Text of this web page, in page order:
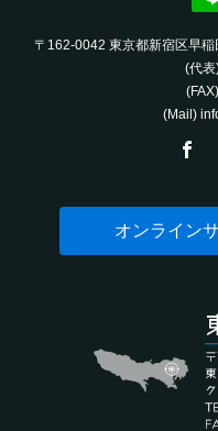
〒162-0042 東京都新宿区早
(代
(Mail)
オンライン